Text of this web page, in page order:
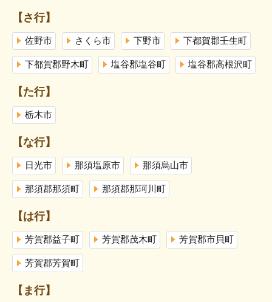
【さ行】
佐野市 さくら市 下野市 下都賀郡壬生町
下都賀郡野木町 塩谷郡塩谷町 塩谷郡高根沢町
【た行】
栃木市
【な行】
日光市 那須塩原市 那須烏山市
那須郡那須町 那須郡那珂川町
【は行】
芳賀郡益子町 芳賀郡茂木町 芳賀郡市貝町
芳賀郡芳賀町
【ま行】